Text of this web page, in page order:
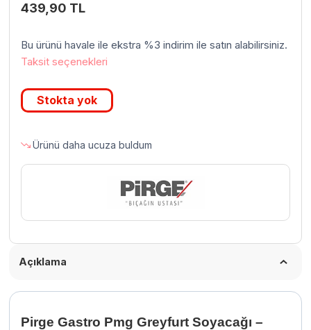
439,90 TL
Bu ürünü havale ile ekstra %3 indirim ile satın alabilirsiniz.
Taksit seçenekleri
Stokta yok
Ürünü daha ucuza buldum
Açıklama
Pirge Gastro Pmg Greyfurt Soyacağı –